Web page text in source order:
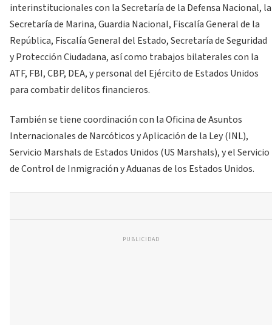
interinstitucionales con la Secretaría de la Defensa Nacional, la
Secretaría de Marina, Guardia Nacional, Fiscalía General de la
República, Fiscalía General del Estado, Secretaría de Seguridad
y Protección Ciudadana, así como trabajos bilaterales con la
ATF, FBI, CBP, DEA, y personal del Ejército de Estados Unidos
para combatir delitos financieros.
También se tiene coordinación con la Oficina de Asuntos
Internacionales de Narcóticos y Aplicación de la Ley (INL),
Servicio Marshals de Estados Unidos (US Marshals), y el Servicio
de Control de Inmigración y Aduanas de los Estados Unidos.
PUBLICIDAD